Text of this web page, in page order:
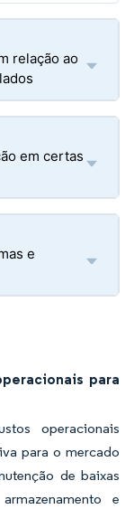
relação ao
em certas
e
para
operacionais
para o mercado
de baixas
e